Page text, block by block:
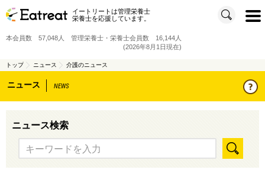
イートリートは管理栄養士
栄養士を応援しています。
t
o
i
a
i
o
本会員数 57,048人 管理栄養士・栄養士会員数 16,144人
(2026年8月1日現在)
トップ ニュース 介護のニュース
ニュース NEWS
ニュース検索